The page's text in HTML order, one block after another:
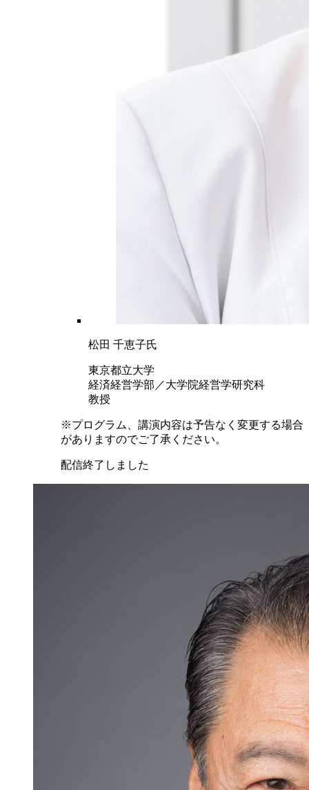
松田 千恵子氏
東京都立大学
経済経営学部／大学院経営学研究科
教授
※プログラム、講演内容は予告なく変更する場合
がありますのでご了承ください。
配信終了しました